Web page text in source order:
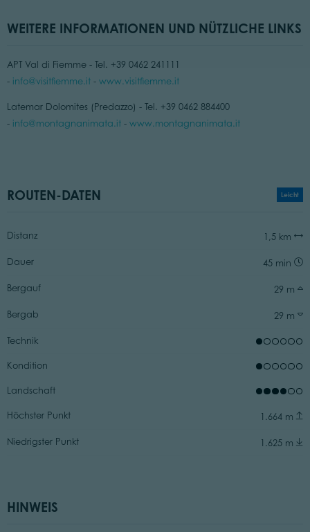
WEITERE INFORMATIONEN UND NÜTZLICHE LINKS
APT Val di Fiemme - Tel. +39 0462 241111
- info@visitfiemme.it- www.visitfiemme.it
Latemar Dolomites (Predazzo) - Tel. +39 0462 884400
- info@montagnanimata.it- www.montagnanimata.it
ROUTEN-DATEN Leicht
Distanz 1,5 km
Dauer 45 min
Bergauf 29 m
Bergab 29 m
Technik
Kondition
Landschaft
Höchster Punkt 1.664 m
Niedrigster Punkt 1.625 m
HINWEIS